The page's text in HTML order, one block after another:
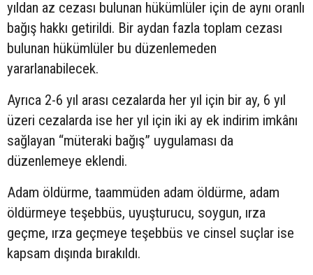
yıldan az cezası bulunan hükümlüler için de aynı oranlı
bağış hakkı getirildi. Bir aydan fazla toplam cezası
bulunan hükümlüler bu düzenlemeden
yararlanabilecek.
Ayrıca 2-6 yıl arası cezalarda her yıl için bir ay, 6 yıl
üzeri cezalarda ise her yıl için iki ay ek indirim imkânı
sağlayan “müteraki bağış” uygulaması da
düzenlemeye eklendi.
Adam öldürme, taammüden adam öldürme, adam
öldürmeye teşebbüs, uyuşturucu, soygun, ırza
geçme, ırza geçmeye teşebbüs ve cinsel suçlar ise
kapsam dışında bırakıldı.